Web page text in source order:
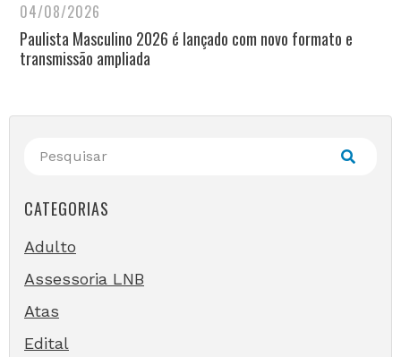
04/08/2026
Paulista Masculino 2026 é lançado com novo formato e
transmissão ampliada
CATEGORIAS
Adulto
Assessoria LNB
Atas
Edital